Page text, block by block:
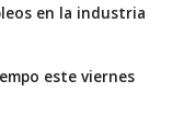
en la industria
este viernes